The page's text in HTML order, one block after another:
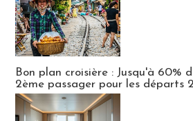
Bon plan croisière : Jusqu'à 60%
2ème passager pour les départs